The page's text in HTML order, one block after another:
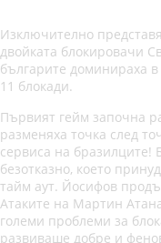
Изключително
двойката блокировачи
българите доминираха
11 блокади.
Първият гейм започна
разменяха точка след
сервиса на бразилците!
безотказно, което
тайм аут. Йосифов
Атаките на Мартин
големи проблеми за
развиваше добре и